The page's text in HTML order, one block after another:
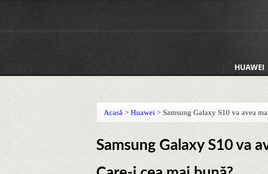
HUAWEI
Acasă > Huawei > Samsung Galaxy S10 va avea
Samsung Galaxy S10 va